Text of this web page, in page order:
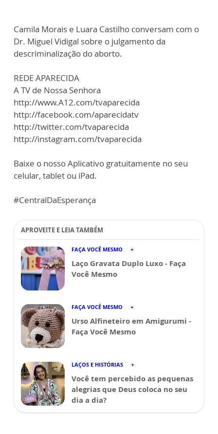
Camila Morais e Luara Castilho conversam com o
Dr. Miguel Vidigal sobre o julgamento da
descriminalização do aborto.
REDE APARECIDA
A TV de Nossa Senhora
http://www.A12.com/tvaparecida
http://facebook.com/aparecidatv
http://twitter.com/tvaparecida
http://instagram.com/tvaparecida
Baixe o nosso Aplicativo gratuitamente no seu
celular, tablet ou iPad.
#CentralDaEsperança
APROVEITE E LEIA TAMBÉM
FAÇA VOCÊ MESMO
Laço Gravata Duplo Luxo - Faça
Você Mesmo
FAÇA VOCÊ MESMO
Urso Alfineteiro em Amigurumi -
Faça Você Mesmo
LAÇOS E HISTÓRIAS
Você tem percebido as pequenas
alegrias que Deus coloca no seu
dia a dia?